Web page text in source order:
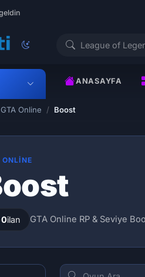
ANASAYFA
GTA Online Boost
ONLINE
0ilan GTA Online RP & Seviye